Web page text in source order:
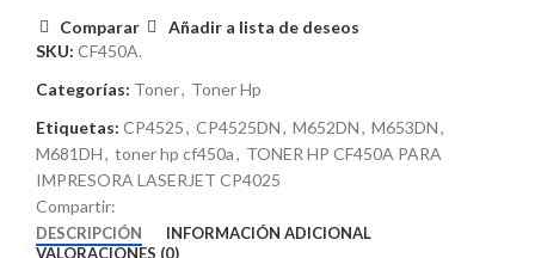
Comparar
Añadir a lista de deseos
SKU: CF450A.
Categorías: Toner, Toner Hp
Etiquetas: CP4525, CP4525DN, M652DN, M653DN,
M681DH, toner hp cf450a, TONER HP CF450A PARA
IMPRESORA LASERJET CP4025
Compartir:
DESCRIPCIÓN
INFORMACIÓN ADICIONAL
VALORACIONES (0)